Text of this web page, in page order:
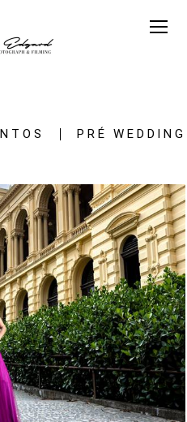
PRÉ WEDDING
0